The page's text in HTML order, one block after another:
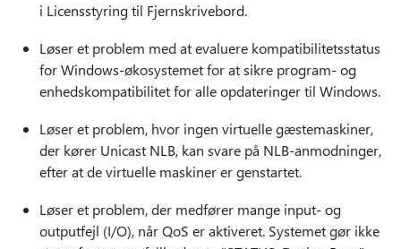
i Licensstyring til Fjernskrivebord.
Løser et problem med at evaluere kompatibilitetsstatus
for Windows-økosystemet for at sikre program- og
enhedskompatibilitet for alle opdateringer til Windows.
Løser et problem, hvor ingen virtuelle gæstemaskiner,
der kører Unicast NLB, kan svare på NLB-anmodninger,
efter at de virtuelle maskiner er genstartet.
Løser et problem, der medfører mange input- og
outputfejl (I/O), når QoS er aktiveret. Systemet gør ikke